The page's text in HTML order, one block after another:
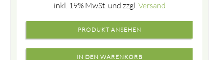
inkl. 19% MwSt. und zzgl.Versand
PRODUKT ANSEHEN